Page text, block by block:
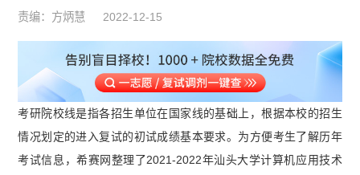
责编：方炳慧 2022-12-15
考研院校线是指各招生单位在国家线的基础上，根据本校的招生
情况划定的进入复试的初试成绩基本要求。为方便考生了解历年
考试信息，希赛网整理了2021-2022年汕头大学计算机应用技术